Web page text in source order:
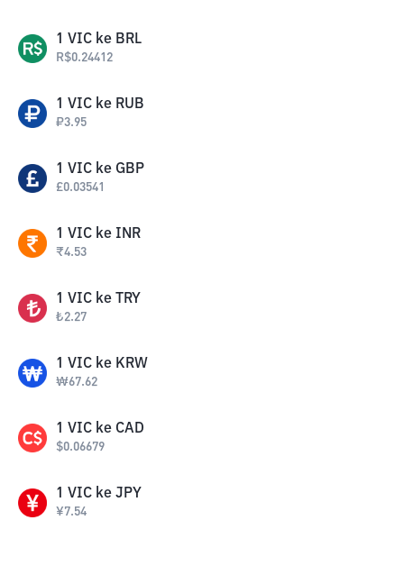
1 VIC ke BRL
R$0.24412
1 VIC ke RUB
₽3.95
1 VIC ke GBP
£0.03541
1 VIC ke INR
₹4.53
1 VIC ke TRY
₺2.27
1 VIC ke KRW
₩67.62
1 VIC ke CAD
$0.06679
1 VIC ke JPY
¥7.54